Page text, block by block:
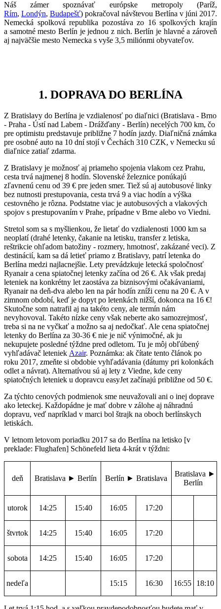
Náš zámer spoznávať európske metropoly (Paríž,
Rím, Londýn, Budapešť) pokračoval návštevou Berlína v júni 2017.
Nemecká spolková republika pozostáva zo 16 spolkových krajín
a samotné mesto Berlín je jednou z nich. Berlín je hlavné a zároveň
aj najväčšie mesto Nemecka s vyše 3,5 miliónmi obyvateľov.
1. DOPRAVA DO BERLÍNA
Z Bratislavy do Berlína je vzdialenosť po diaľnici (Bratislava - Brno
- Praha - Ústí nad Labem - Drážďany - Berlín) necelých 700 km, čo
pre optimistu predstavuje približne 7 hodín jazdy. Diaľničná známka
pre osobné auto na 10 dní stojí v Čechách 310 CZK, v Nemecku sú
diaľnice zatiaľ zdarma.
Z Bratislavy je možnosť aj priameho spojenia vlakom cez Prahu,
cesta trvá najmenej 8 hodín. Slovenské železnice ponúkajú
zľavnenú cenu od 39 € pre jeden smer. Tiež sú aj autobusové linky
bez nutnosti prestupovania, cesta trvá 9 a viac hodín a výška
cestovného je rôzna. Podstatne viac je autobusových a vlakových
spojov s prestupovaním v Prahe, prípadne v Brne alebo vo Viedni.
Stretol som sa s myšlienkou, že lietať do vzdialenosti 1000 km sa
neoplatí (drahé letenky, čakanie na letisku, transfer z letiska,
reštrikcie ohľadom batožiny - rozmery, hmotnosť, zakázané veci). Z
destinácií, kam sa dá letieť priamo z Bratislavy, patrí letenka do
Berlína medzi najlacnejšie. Lety prevádzkuje letecká spoločnosť
Ryanair a cena spiatočnej letenky začína od 26 €. Ak však predaj
leteniek na konkrétny let zaostáva za biznisovými očakávaniami,
Ryanair na deň-dva alebo len na pár hodín zníži cenu na 20 €. A v
zimnom období, keď je dopyt po letenkách nižší, dokonca na 16 €!
Skutočne som natrafil aj na takéto ceny, ale termín nám
nevyhovoval. Takéto nízke ceny však neberte ako samozrejmosť,
treba si na ne vyčkať a možno sa aj nedočkať. Ale cena spiatočnej
letenky do Berlína za 30-36 € nie je nič výnimočné, ak ju
nekupujete posledné týždne pred odletom. Tu je môj obľúbený
vyhľadávač leteniek Azair. Poznámka: ak čítate tento článok po
roku 2017, zmeňte si obdobie vyhľadávania (dátumy pri kolonkách
odlet a návrat). Alternatívou sú aj lety z Viedne, kde ceny
spiatočných leteniek u dopravcu easyJet začínajú približne od 50 €.
Za týchto cenových podmienok sme neuvažovali ani o inej doprave
ako leteckej. Každopádne je mať dobre v zálohe aj náhradnú
dopravu, veď napríklad v marci bol štrajk na oboch berlínskych
letiskách.
V letnom letovom poriadku 2017 sa do Berlína na letisko [v
preklade: Flughafen] Schönefeld lieta 4-krát v týždni:
deň Bratislava ► Berlín Berlín ► Bratislava
Bratislava ►
Berlín
utorok 14:25 15:40 16:05 17:20
štvrtok 14:25 15:40 16:05 17:20
sobota 14:25 15:40 16:05 17:20
nedeľa 15:15 16:30 16:55 18:10